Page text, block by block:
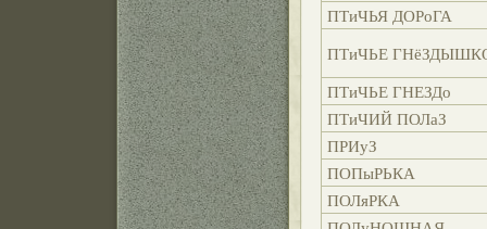
ПТиЧЬЯ ДОРоГА
ПТиЧЬЕ
ПТиЧЬЕ ГНЕЗДо
ПТиЧИЙ ПОЛаЗ
ПРИуЗ
ПОПыРЬКА
ПОЛяРКА